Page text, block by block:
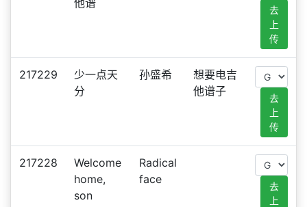
他谱
去
上
传
217229
少一点天
分
孙盛希
想要电吉
他谱子
去
上
传
217228
Welcome
home,
son
Radical
face
去
上